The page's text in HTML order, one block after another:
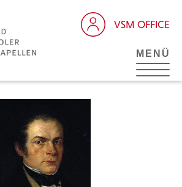
VSM OFFICE
MENÜ